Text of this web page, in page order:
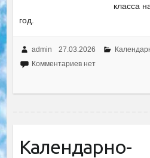
класса
год.
admin 27.03.2026
Комментариев нет
Календарно-